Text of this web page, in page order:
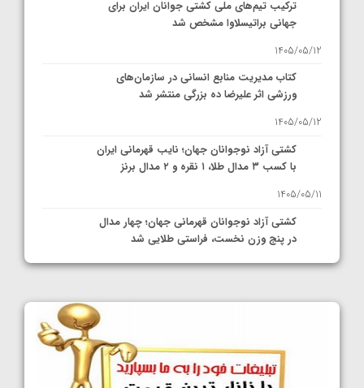
ترکیب تیم‌های ملی کشتی جوانان ایران برای
جهانی براتیسلاوا مشخص شد
1405/05/12
کتاب مدیریت منابع انسانی در سازمان‌های
ورزشی اثر علیرضا ده بزرگی منتشر شد
1405/05/12
کشتی آزاد نوجوانان جهان؛ نایب قهرمانی ایران
با کسب ۳ مدال طلا، ۱ نقره و ۲ مدال برنز
1405/05/11
کشتی آزاد نوجوانان قهرمانی جهان؛ چهار مدال
در پنج وزن نخست، فراستی طلایی شد
1405/05/11
کشتی آزاد نوجوانان جهان؛ رقبای نمایندگان
ایران مشخص شدند